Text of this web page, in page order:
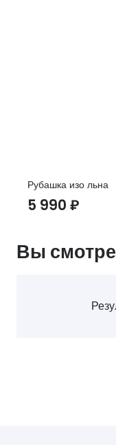
Рубашка изо льна
5 990 ₽
Вы